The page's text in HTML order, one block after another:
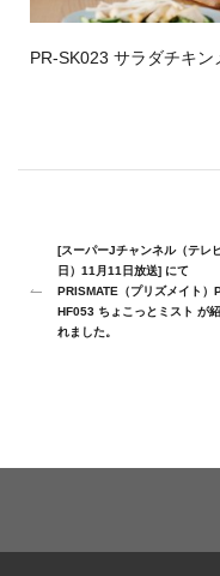
PR-SK023 サラダチキ
[スーパーJチャンネル（テレ
日）11月11日放送] にて
PRISMATE（プリズメイト）
HF053 ちょこっとミスト が
れました。